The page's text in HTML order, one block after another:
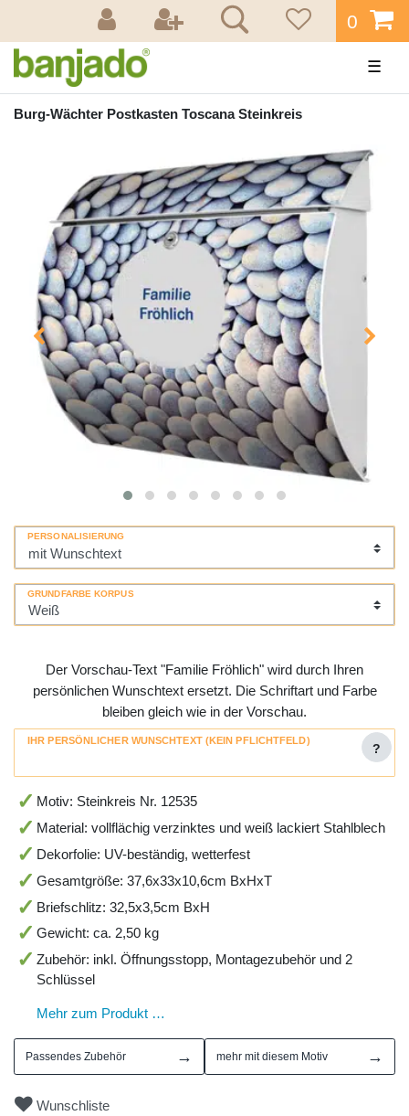
0
☰
Burg-Wächter Postkasten Toscana Steinkreis
PERSONALISIERUNG
GRUNDFARBE KORPUS
Der Vorschau-Text "Familie Fröhlich" wird durch Ihren
persönlichen Wunschtext ersetzt. Die Schriftart und Farbe
bleiben gleich wie in der Vorschau.
IHR PERSÖNLICHER WUNSCHTEXT (KEIN PFLICHTFELD)
?
Motiv: Steinkreis Nr. 12535
Material: vollflächig verzinktes und weiß lackiert Stahlblech
Dekorfolie: UV-beständig, wetterfest
Gesamtgröße: 37,6x33x10,6cm BxHxT
Briefschlitz: 32,5x3,5cm BxH
Gewicht: ca. 2,50 kg
Zubehör: inkl. Öffnungsstopp, Montagezubehör und 2
Schlüssel
Mehr zum Produkt …
Passendes Zubehör → mehr mit diesem Motiv →
Wunschliste